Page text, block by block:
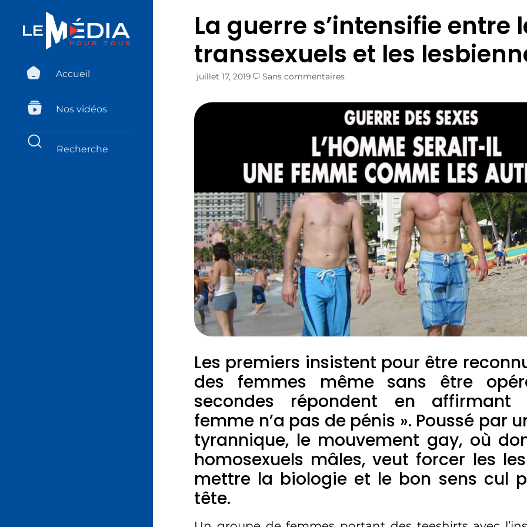
Accueil
Nos vidéos
La guerre s’intensifie entre
transsexuels et les
juillet 17, 2019 Sans commentaires
Les premiers insistent pour être
des femmes même sans être
secondes répondent en affirmant
femme n’a pas de pénis ». Poussé par
tyrannique, le mouvement gay, où
homosexuels mâles, veut forcer les
mettre la biologie et le bon sens cul
tête.